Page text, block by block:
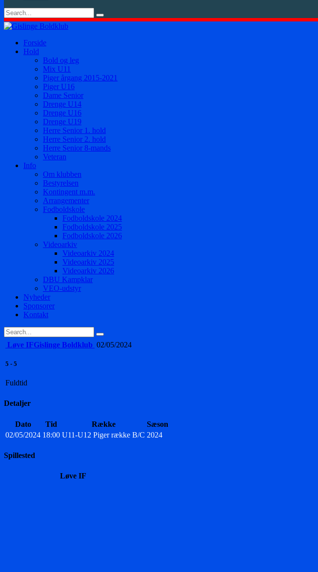
Forside
Hold
Bold og leg
Mix U11
Piger årgang 2015-2021
Piger U16
Dame Senior
Drenge U14
Drenge U16
Drenge U19
Herre Senior 1. hold
Herre Senior 2. hold
Herre Senior 8-mands
Veteran
Info
Om klubben
Bestyrelsen
Kontingent m.m.
Arrangementer
Fodboldskole
Fodboldskole 2024
Fodboldskole 2025
Fodboldskole 2026
Videoarkiv
Videoarkiv 2024
Videoarkiv 2025
Videoarkiv 2026
DBU Kampklar
VEO-udstyr
Nyheder
Sponsorer
Kontakt
Løve IFGislinge Boldklub 02/05/2024
5 - 5
Fuldtid
Detaljer
Dato Tid Række
Sæson
02/05/2024 18:00 U11-U12 Piger række B/C 2024
Spillested
Løve IF